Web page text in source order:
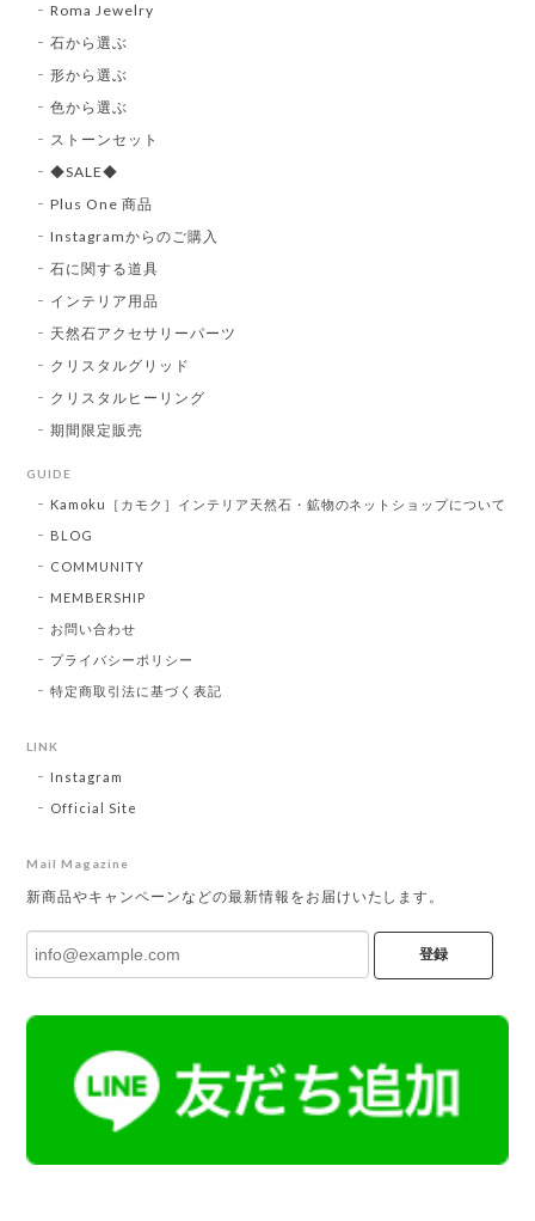
Roma Jewelry
石から選ぶ
形から選ぶ
色から選ぶ
ストーンセット
◆SALE◆
Plus One 商品
Instagramからのご購入
石に関する道具
インテリア用品
天然石アクセサリーパーツ
クリスタルグリッド
クリスタルヒーリング
期間限定販売
GUIDE
Kamoku［カモク］インテリア天然石・鉱物のネットショップについて
BLOG
COMMUNITY
MEMBERSHIP
お問い合わせ
プライバシーポリシー
特定商取引法に基づく表記
LINK
Instagram
Official Site
Mail Magazine
新商品やキャンペーンなどの最新情報をお届けいたします。
登録